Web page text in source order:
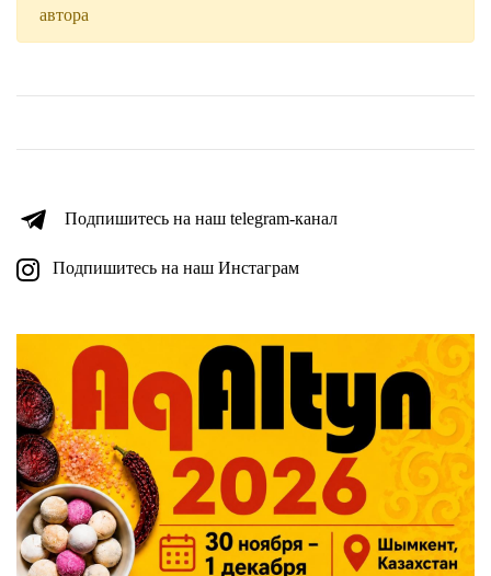
автора
Подпишитесь на наш telegram-канал
Подпишитесь на наш Инстаграм